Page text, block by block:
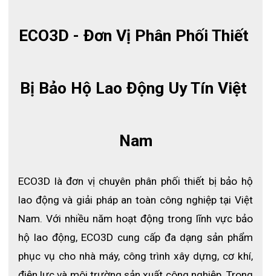
Bộ áo mưa cao cấp HL-98
THÔNG TIN CHI TIẾT VỀ BỘ ÁO MƯA CAO CẤP HL-98
Thông tin về sản phẩm
● Thương hiệu: Halekado
ECO3D - Đơn Vị Phân Phối Thiết
Bị Bảo Hộ Lao Động Uy Tín Việt
Nam
ECO3D là đơn vị chuyên phân phối thiết bị bảo hộ
lao động và giải pháp an toàn công nghiệp tại Việt
Nam. Với nhiều năm hoạt động trong lĩnh vực bảo
hộ lao động, ECO3D cung cấp đa dạng sản phẩm
phục vụ cho nhà máy, công trình xây dựng, cơ khí,